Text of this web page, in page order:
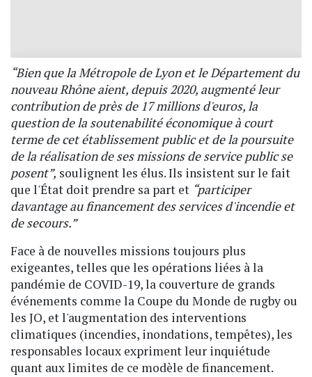
“Bien que la Métropole de Lyon et le Département du
nouveau Rhône aient, depuis 2020, augmenté leur
contribution de près de 17 millions d'euros, la
question de la soutenabilité économique à court
terme de cet établissement public et de la poursuite
de la réalisation de ses missions de service public se
posent”, soulignent les élus. Ils insistent sur le fait
que l'État doit prendre sa part et “participer
davantage au financement des services d'incendie et
de secours.”
Face à de nouvelles missions toujours plus
exigeantes, telles que les opérations liées à la
pandémie de COVID-19, la couverture de grands
événements comme la Coupe du Monde de rugby ou
les JO, et l'augmentation des interventions
climatiques (incendies, inondations, tempêtes), les
responsables locaux expriment leur inquiétude
quant aux limites de ce modèle de financement.